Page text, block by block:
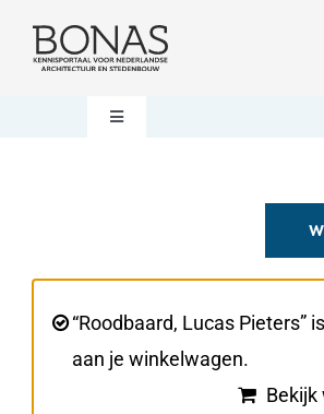
naar
Berichten
Steun BONAS
Toggle
Winkelwagen“Roodbaard, Lucas Pieters”
aan je winkelwagen.
Bekijk